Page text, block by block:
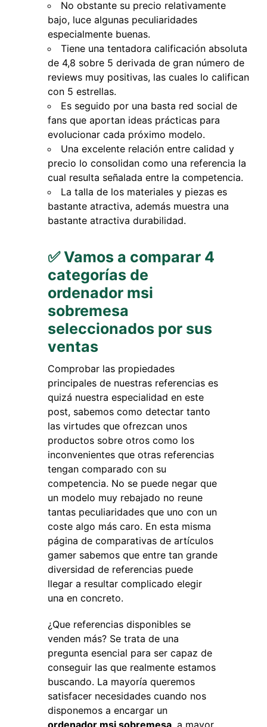
No obstante su precio relativamente
bajo, luce algunas peculiaridades
especialmente buenas.
Tiene una tentadora calificación absoluta
de 4,8 sobre 5 derivada de gran número de
reviews muy positivas, las cuales lo califican
con 5 estrellas.
Es seguido por una basta red social de
fans que aportan ideas prácticas para
evolucionar cada próximo modelo.
Una excelente relación entre calidad y
precio lo consolidan como una referencia la
cual resulta señalada entre la competencia.
La talla de los materiales y piezas es
bastante atractiva, además muestra una
bastante atractiva durabilidad.
✅ Vamos a comparar 4
categorías de
ordenador msi
sobremesa
seleccionados por sus
ventas
Comprobar las propiedades
principales de nuestras referencias es
quizá nuestra especialidad en este
post, sabemos como detectar tanto
las virtudes que ofrezcan unos
productos sobre otros como los
inconvenientes que otras referencias
tengan comparado con su
competencia. No se puede negar que
un modelo muy rebajado no reune
tantas peculiaridades que uno con un
coste algo más caro. En esta misma
página de comparativas de artículos
gamer sabemos que entre tan grande
diversidad de referencias puede
llegar a resultar complicado elegir
una en concreto.
¿Que referencias disponibles se
venden más? Se trata de una
pregunta esencial para ser capaz de
conseguir las que realmente estamos
buscando. La mayoría queremos
satisfacer necesidades cuando nos
disponemos a encargar un
ordenador msi sobremesa , a mayor